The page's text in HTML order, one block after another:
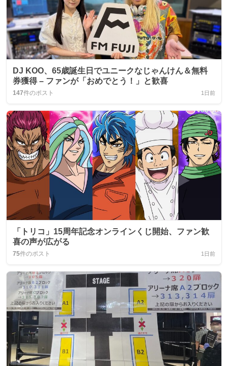
DJ KOO、65歳誕生日でユニークなじゃんけん＆無料
券獲得 – ファンが「おめでとう！」と歓喜
147件のポスト 1日前
「トリコ」15周年記念オンラインくじ開始、ファン歓
喜の声が広がる
75件のポスト 1日前